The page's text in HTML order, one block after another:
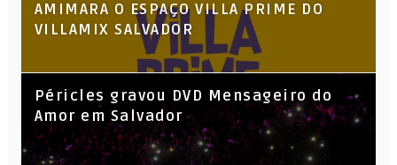
AMIMARA O ESPAÇO VILLA PRIME DO
VILLAMIX SALVADOR
Péricles gravou DVD Mensageiro do
Amor em Salvador